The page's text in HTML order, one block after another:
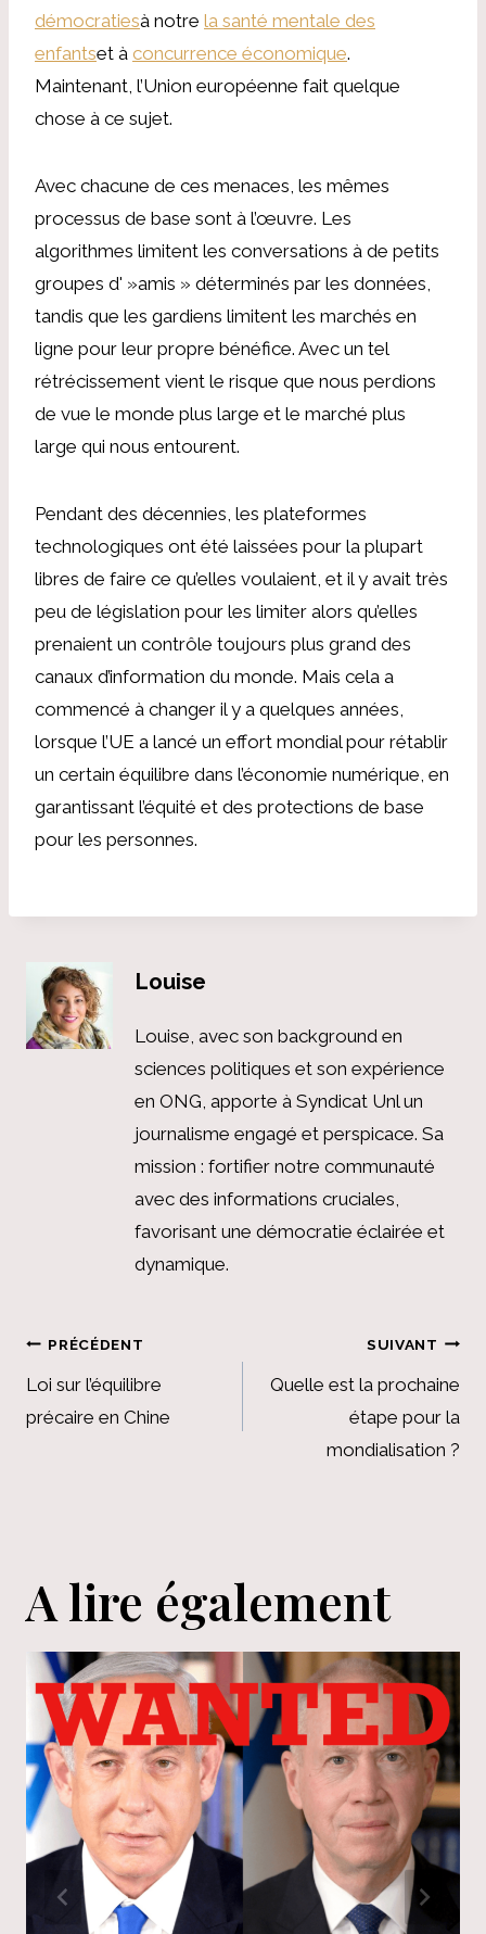
démocratiesà notre la santé mentale des
enfantset à concurrence économique.
Maintenant, l’Union européenne fait quelque
chose à ce sujet.
Avec chacune de ces menaces, les mêmes
processus de base sont à l’œuvre. Les
algorithmes limitent les conversations à de petits
groupes d' »amis » déterminés par les données,
tandis que les gardiens limitent les marchés en
ligne pour leur propre bénéfice. Avec un tel
rétrécissement vient le risque que nous perdions
de vue le monde plus large et le marché plus
large qui nous entourent.
Pendant des décennies, les plateformes
technologiques ont été laissées pour la plupart
libres de faire ce qu’elles voulaient, et il y avait très
peu de législation pour les limiter alors qu’elles
prenaient un contrôle toujours plus grand des
canaux d’information du monde. Mais cela a
commencé à changer il y a quelques années,
lorsque l’UE a lancé un effort mondial pour rétablir
un certain équilibre dans l’économie numérique, en
garantissant l’équité et des protections de base
pour les personnes.
Louise
Louise, avec son background en
sciences politiques et son expérience
en ONG, apporte à Syndicat Unl un
journalisme engagé et perspicace. Sa
mission : fortifier notre communauté
avec des informations cruciales,
favorisant une démocratie éclairée et
dynamique.
Navigation
de
l’article
PRÉCÉDENT
Loi sur l’équilibre
précaire en Chine
SUIVANT
Quelle est la prochaine
étape pour la
mondialisation ?
A lire également